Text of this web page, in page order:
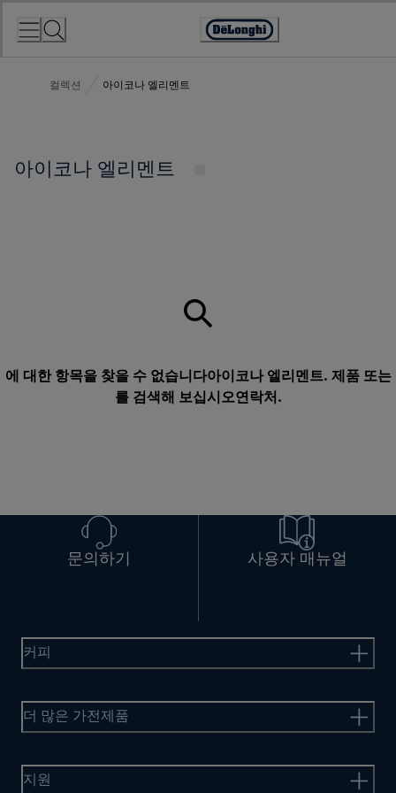
Accessibility
컬렉션 아이코나 엘리멘트
아이코나 엘리멘트
에 대한 항목을 찾을 수 없습니다아이코나 엘리멘트. 제품 또는
를 검색해 보십시오연락처 .
문의하기 사용자 매뉴얼
커피
더 많은 가전제품
지원